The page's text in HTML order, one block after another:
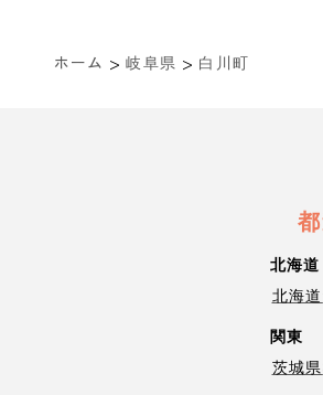
ホーム > 岐阜県 > 白川町
北海
北海道
関東
茨城県